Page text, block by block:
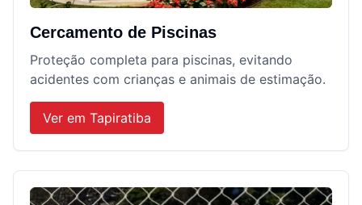
Cercamento de Piscinas
Proteção completa para piscinas, evitando
acidentes com crianças e animais de estimação.
Ver em Tapiratiba